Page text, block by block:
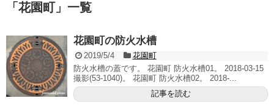
「 花園町」 一覧
花園町の防火水槽
2019/5/4
花園町
防火水槽の蓋です。 花園町 防火水槽01。 2018-03-15
撮影(53-1040)。 花園町 防火水槽02。 2018-...
記事を読む